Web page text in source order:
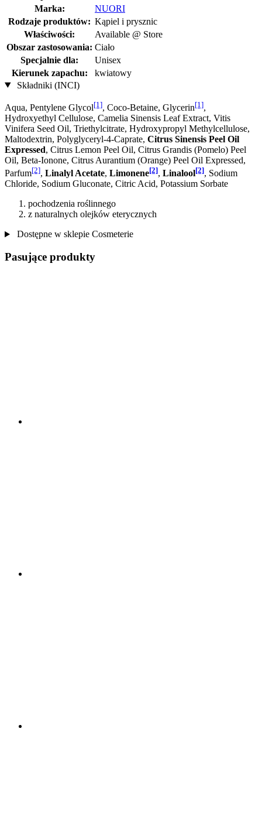
Marka:
NUORI
Rodzaje produktów: Kąpiel i prysznic
Właściwości:
Available @ Store
Obszar zastosowania: Ciało
Specjalnie dla:
Unisex
Kierunek zapachu:
kwiatowy
Składniki (INCI)
Aqua, Pentylene Glycol[1], Coco-Betaine, Glycerin[1],
Hydroxyethyl Cellulose, Camelia Sinensis Leaf Extract, Vitis
Vinifera Seed Oil, Triethylcitrate, Hydroxypropyl Methylcellulose,
Maltodextrin, Polyglyceryl-4-Caprate, Citrus Sinensis Peel Oil
Expressed, Citrus Lemon Peel Oil, Citrus Grandis (Pomelo) Peel
Oil, Beta-Ionone, Citrus Aurantium (Orange) Peel Oil Expressed,
Parfum[2], Linalyl Acetate, Limonene[2], Linalool[2], Sodium
Chloride, Sodium Gluconate, Citric Acid, Potassium Sorbate
pochodzenia roślinnego
z naturalnych olejków eterycznych
Dostępne w sklepie Cosmeterie
Pasujące produkty